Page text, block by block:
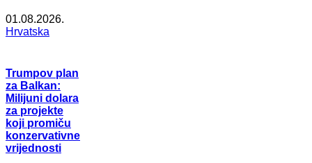
01.08.2026.
Hrvatska
Trumpov plan
za Balkan:
Milijuni dolara
za projekte
koji promiču
konzervativne
vrijednosti